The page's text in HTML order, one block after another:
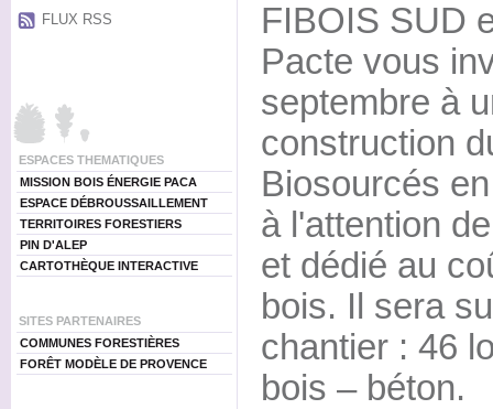
FLUX RSS
ESPACES THEMATIQUES
MISSION BOIS ÉNERGIE PACA
ESPACE DÉBROUSSAILLEMENT
TERRITOIRES FORESTIERS
PIN D'ALEP
CARTOTHÈQUE INTERACTIVE
SITES PARTENAIRES
COMMUNES FORESTIÈRES
FORÊT MODÈLE DE PROVENCE
FIBOIS SUD
Pacte vous
septembre à
construction
Biosourcés
à l'attention
et dédié au
bois. Il sera
chantier : 46
bois – béton.